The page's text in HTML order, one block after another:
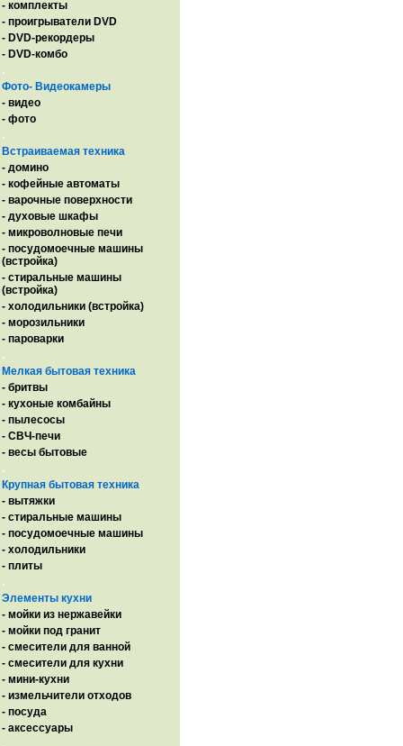
- комплекты
- проигрыватели DVD
- DVD-рекордеры
- DVD-комбо
.
Фото- Видеокамеры
- видео
- фото
.
Встраиваемая техника
- домино
- кофейные автоматы
- варочные поверхности
- духовые шкафы
- микроволновые печи
- посудомоечные машины
(встройка)
- стиральные машины
(встройка)
- холодильники (встройка)
- морозильники
- пароварки
.
Мелкая бытовая техника
- бритвы
- кухоные комбайны
- пылесосы
- СВЧ-печи
- весы бытовые
.
Крупная бытовая техника
- вытяжки
- стиральные машины
- посудомоечные машины
- холодильники
- плиты
.
Элементы кухни
- мойки из нержавейки
- мойки под гранит
- смесители для ванной
- смесители для кухни
- мини-кухни
- измельчители отходов
- посуда
- аксессуары